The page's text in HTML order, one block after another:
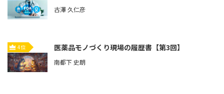
古澤 久仁彦
4位 医薬品モノづくり現場の履歴書【第3回】
南都下 史朗